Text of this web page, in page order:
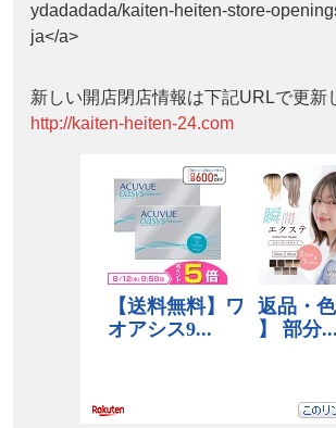
ydadadada/kaiten-heiten-store-
ja</a>
新しい開店閉店情報は下記URLで更新
http://kaiten-heiten-24.com